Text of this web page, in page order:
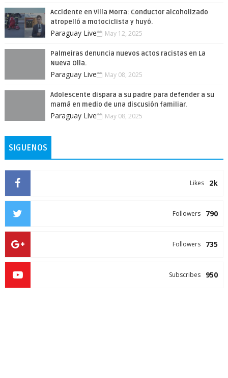
Accidente en Villa Morra: Conductor alcoholizado
atropelló a motociclista y huyó.
Paraguay Live May 12, 2025
Palmeiras denuncia nuevos actos racistas en La
Nueva Olla.
Paraguay Live May 08, 2025
Adolescente dispara a su padre para defender a su
mamá en medio de una discusión familiar.
Paraguay Live May 08, 2025
SIGUENOS
2k
Likes
790
Followers
735
Followers
950
Subscribes